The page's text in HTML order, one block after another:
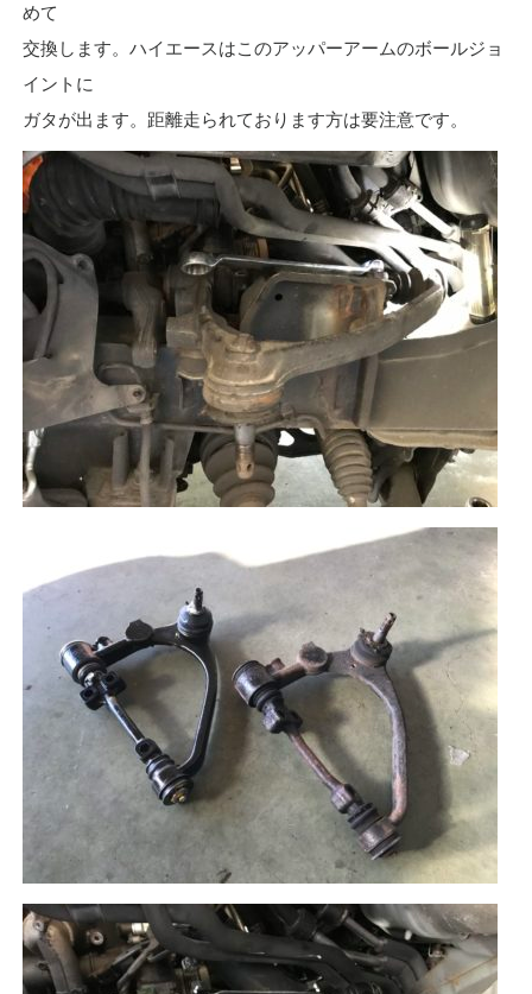
めて
交換します。ハイエースはこのアッパーアームのボールジョ
イントに
ガタが出ます。距離走られております方は要注意です。